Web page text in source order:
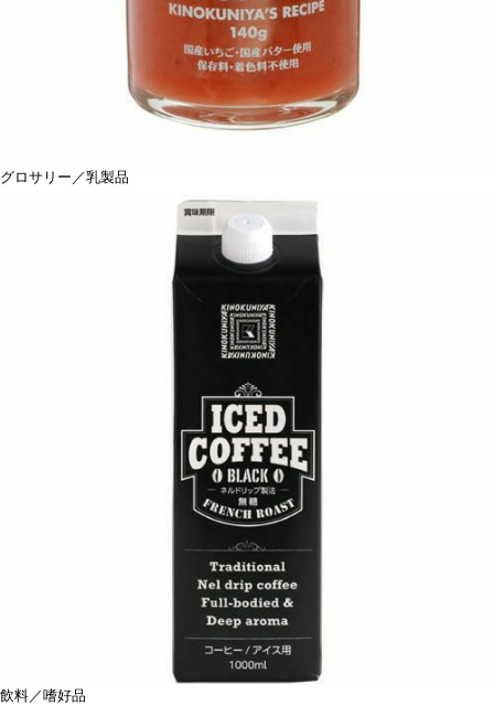
グロサリー／乳製品
飲料／嗜好品